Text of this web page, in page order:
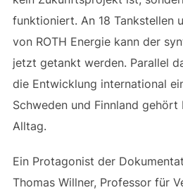
funktioniert. An 18 Tankstellen
von ROTH Energie kann der
jetzt getankt werden. Parallel
die Entwicklung international
Schweden und Finnland gehört
Alltag.
Ein Protagonist der
Thomas Willner, Professor für